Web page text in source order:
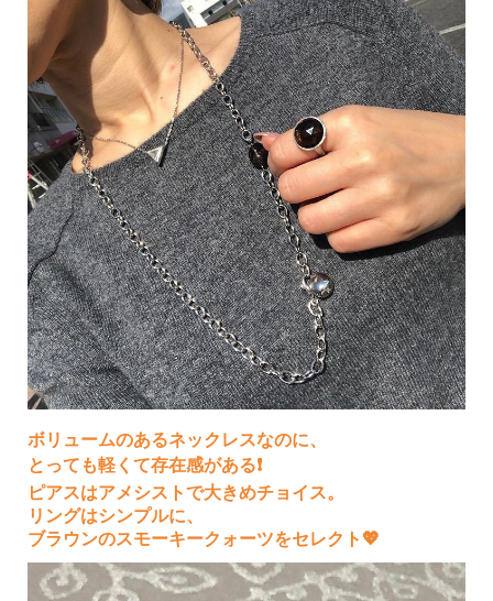
ボリュームのあるネックレスなのに、
とっても軽くて存在感がある❗️
ピアスはアメシストで大きめチョイス。
リングはシンプルに、
ブラウンのスモーキークォーツをセレクト💖